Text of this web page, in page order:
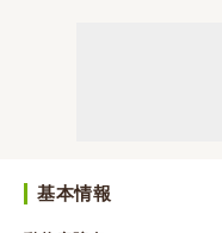
基本情報